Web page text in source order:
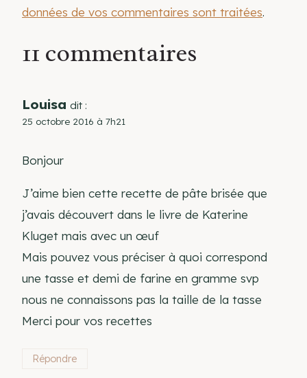
données de vos commentaires sont traitées.
11 commentaires
Louisa dit :
25 octobre 2016 à 7h21
Bonjour
J’aime bien cette recette de pâte brisée que
j’avais découvert dans le livre de Katerine
Kluget mais avec un œuf
Mais pouvez vous préciser à quoi correspond
une tasse et demi de farine en gramme svp
nous ne connaissons pas la taille de la tasse
Merci pour vos recettes
Répondre